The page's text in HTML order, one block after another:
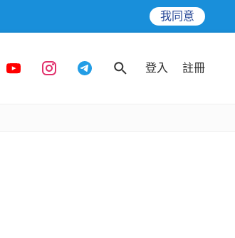
我同意
登入 註冊